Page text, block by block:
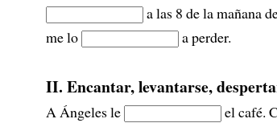
a las 8 de la mañana
me lo
a perder.
II. Encantar, levantarse,
A Ángeles le el café.